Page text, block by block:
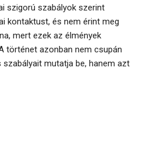
szigorú szabályok szerint
kontaktust, és nem érint meg
mert ezek az élmények
történet azonban nem csupán
mutatja be, hanem azt